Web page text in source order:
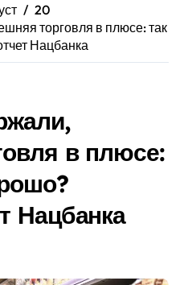
20
торговля в плюсе: так
Нацбанка
в плюсе:
Нацбанка